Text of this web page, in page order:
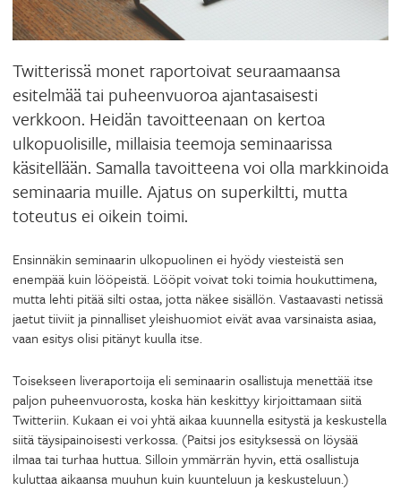
Twitterissä monet raportoivat seuraamaansa
esitelmää tai puheenvuoroa ajantasaisesti
verkkoon. Heidän tavoitteenaan on kertoa
ulkopuolisille, millaisia teemoja seminaarissa
käsitellään. Samalla tavoitteena voi olla markkinoida
seminaaria muille. Ajatus on superkiltti, mutta
toteutus ei oikein toimi.
Ensinnäkin seminaarin ulkopuolinen ei hyödy viesteistä sen
enempää kuin lööpeistä. Lööpit voivat toki toimia houkuttimena,
mutta lehti pitää silti ostaa, jotta näkee sisällön. Vastaavasti netissä
jaetut tiiviit ja pinnalliset yleishuomiot eivät avaa varsinaista asiaa,
vaan esitys olisi pitänyt kuulla itse.
Toisekseen liveraportoija eli seminaarin osallistuja menettää itse
paljon puheenvuorosta, koska hän keskittyy kirjoittamaan siitä
Twitteriin. Kukaan ei voi yhtä aikaa kuunnella esitystä ja keskustella
siitä täysipainoisesti verkossa. (Paitsi jos esityksessä on löysää
ilmaa tai turhaa huttua. Silloin ymmärrän hyvin, että osallistuja
kuluttaa aikaansa muuhun kuin kuunteluun ja keskusteluun.)